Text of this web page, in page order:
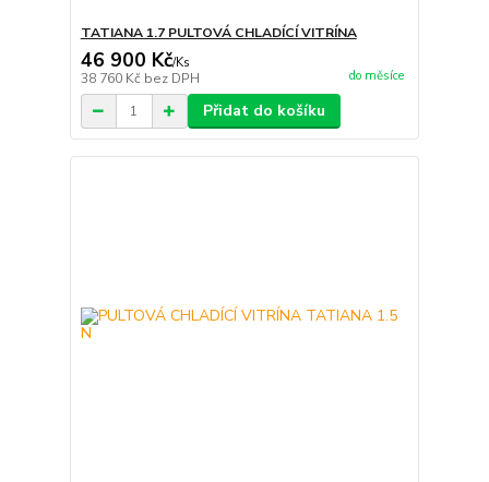
TATIANA 1.7 PULTOVÁ CHLADÍCÍ VITRÍNA
46 900 Kč/Ks
38 760 Kč bez DPH do měsíce
Přidat do košíku